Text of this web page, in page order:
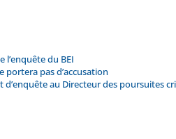
du BEI
portera pas d’accusation
au Directeur des poursuites